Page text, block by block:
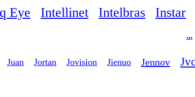
Instar
Intelbras
Intellinet
Eye
...
Jennov
Jienuo
Jovision
Jortan
Juan